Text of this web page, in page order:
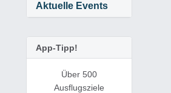
Aktuelle Events
App-Tipp!
Über 500
Ausflugsziele